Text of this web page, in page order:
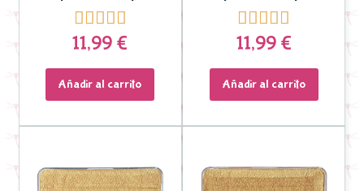
    
11,99 €
Añadir al carrito
    
11,99 €
Añadir al carrito